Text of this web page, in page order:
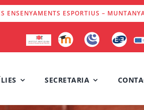
ENSENYAMENTS ESPORTIUS –
SECRETARIA